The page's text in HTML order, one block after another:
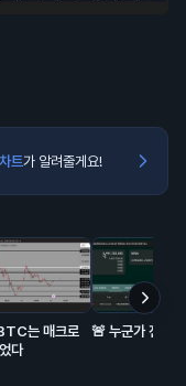
트가 알려줄게요!
는 매크로
다
🚨 누군가 전부